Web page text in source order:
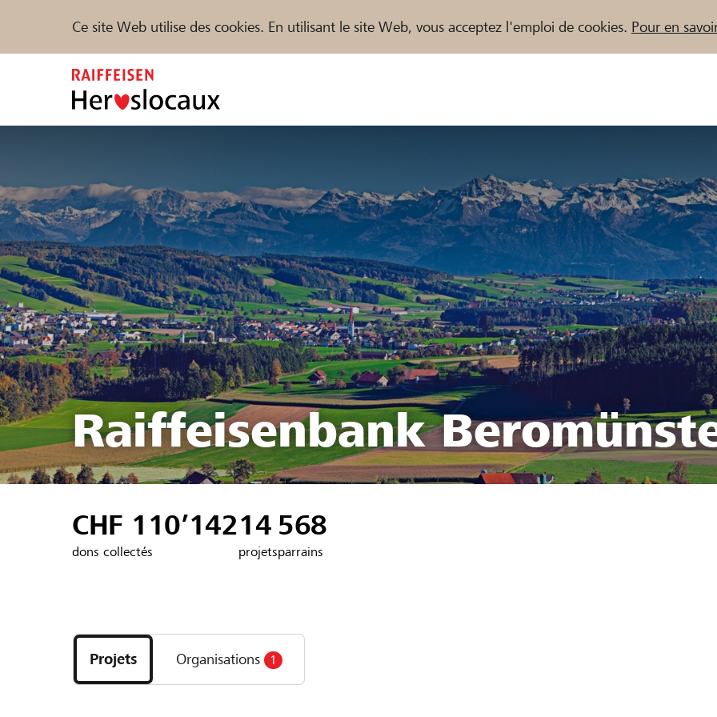
Ce site Web utilise des cookies. En utilisant le site Web, vous acceptez l'emploi de cookies. Pour en
Trouvez des projets et des organisations
DE FR IT
Raiffeisenbank
CHF 110’142
dons collectés
14
projets
568
parrains
les
projets
et
Projets Organisations 1